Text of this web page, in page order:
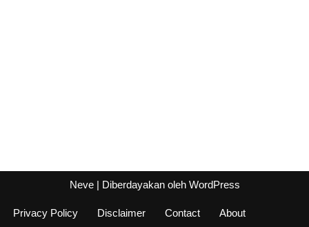
Neve| Diberdayakan oleh WordPress
Privacy Policy Disclaimer Contact About